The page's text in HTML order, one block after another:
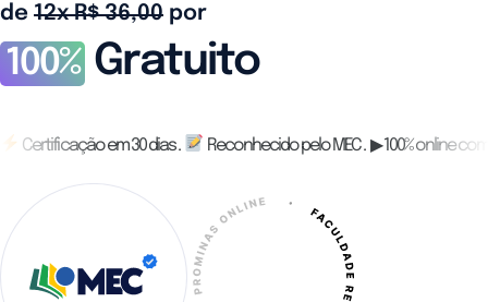
de 12x R$ 36,00 por
100% Gratuito
Certificação em 30 dias . Reconhecido pelo MEC . ▶ 100% online